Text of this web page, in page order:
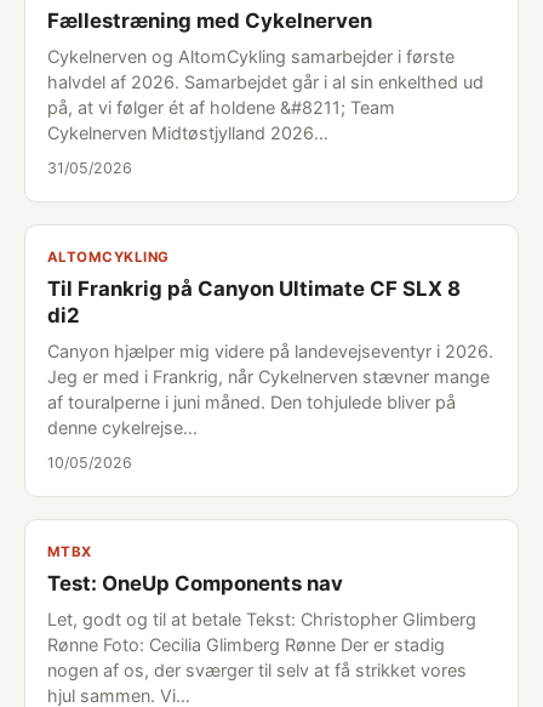
Fællestræning med Cykelnerven
Cykelnerven og AltomCykling samarbejder i første
halvdel af 2026. Samarbejdet går i al sin enkelthed ud
på, at vi følger ét af holdene &#8211; Team
Cykelnerven Midtøstjylland 2026…
31/05/2026
ALTOMCYKLING
Til Frankrig på Canyon Ultimate CF SLX 8
di2
Canyon hjælper mig videre på landevejseventyr i 2026.
Jeg er med i Frankrig, når Cykelnerven stævner mange
af touralperne i juni måned. Den tohjulede bliver på
denne cykelrejse…
10/05/2026
MTBX
Test: OneUp Components nav
Let, godt og til at betale Tekst: Christopher Glimberg
Rønne Foto: Cecilia Glimberg Rønne Der er stadig
nogen af os, der sværger til selv at få strikket vores
hjul sammen. Vi…